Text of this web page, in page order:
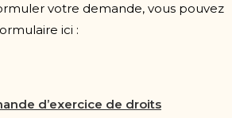
votre demande, vous pouvez
ici :
d’exercice de droits